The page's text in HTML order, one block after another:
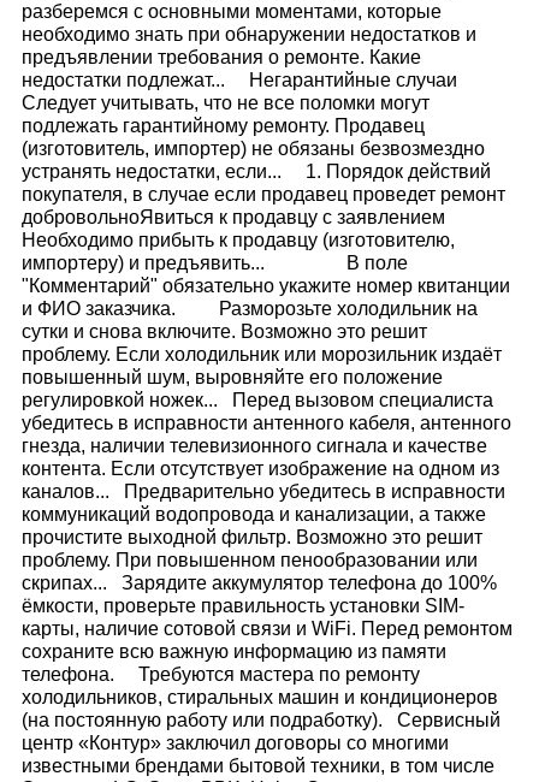
разберемся с основными моментами, которые
необходимо знать при обнаружении недостатков и
предъявлении требования о ремонте. Какие
недостатки подлежат... Негарантийные случаи
Следует учитывать, что не все поломки могут
подлежать гарантийному ремонту. Продавец
(изготовитель, импортер) не обязаны безвозмездно
устранять недостатки, если... 1. Порядок действий
покупателя, в случае если продавец проведет ремонт
добровольноЯвиться к продавцу с заявлением
Необходимо прибыть к продавцу (изготовителю,
импортеру) и предъявить... В поле
"Комментарий" обязательно укажите номер квитанции
и ФИО заказчика. Разморозьте холодильник на
сутки и снова включите. Возможно это решит
проблему. Если холодильник или морозильник издаёт
повышенный шум, выровняйте его положение
регулировкой ножек... Перед вызовом специалиста
убедитесь в исправности антенного кабеля, антенного
гнезда, наличии телевизионного сигнала и качестве
контента. Если отсутствует изображение на одном из
каналов... Предварительно убедитесь в исправности
коммуникаций водопровода и канализации, а также
прочистите выходной фильтр. Возможно это решит
проблему. При повышенном пенообразовании или
скрипах... Зарядите аккумулятор телефона до 100%
ёмкости, проверьте правильность установки SIM-
карты, наличие сотовой связи и WiFi. Перед ремонтом
сохраните всю важную информацию из памяти
телефона. Требуются мастера по ремонту
холодильников, стиральных машин и кондиционеров
(на постоянную работу или подработку). Сервисный
центр «Контур» заключил договоры со многими
известными брендами бытовой техники, в том числе